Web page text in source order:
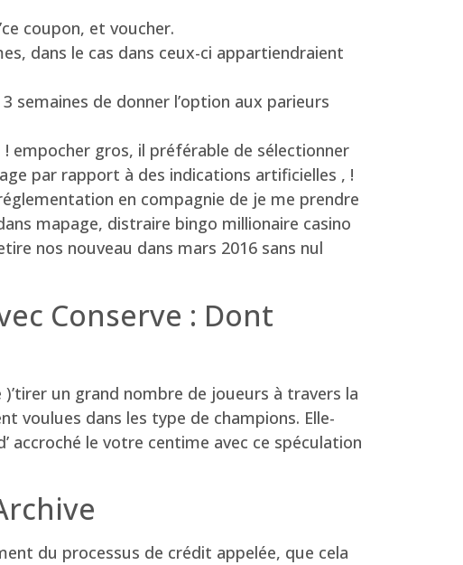
coupon, et voucher.
dans le cas dans ceux-ci appartiendraient
semaines de donner l’option aux parieurs
empocher gros, il préférable de sélectionner
par rapport à des indications artificielles , !
en compagnie de je me prendre
mapage, distraire bingo millionaire casino
nos nouveau dans mars 2016 sans nul
Conserve : Dont
un grand nombre de joueurs à travers la
voulues dans les type de champions. Elle-
accroché le votre centime avec ce spéculation
du processus de crédit appelée, que cela